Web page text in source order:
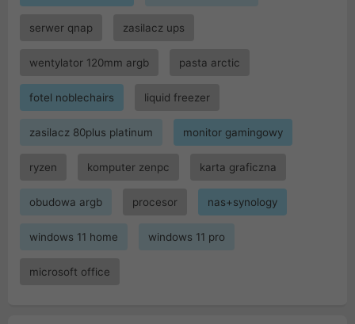
serwer qnap zasilacz ups
wentylator 120mm argb pasta arctic
fotel noblechairs liquid freezer
zasilacz 80plus platinum monitor gamingowy
ryzen komputer zenpc karta graficzna
obudowa argb procesor nas+synology
windows 11 home windows 11 pro
microsoft office